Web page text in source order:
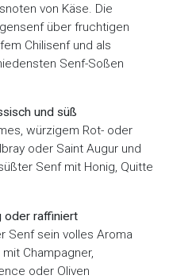
von Käse. Die
über fruchtigen
Chilisenf und als
Senf-Soßen
und süß
würzigem Rot- oder
oder Saint Augur und
Senf mit Honig, Quitte
oder raffiniert
Senf sein volles Aroma
Champagner,
oder Oliven